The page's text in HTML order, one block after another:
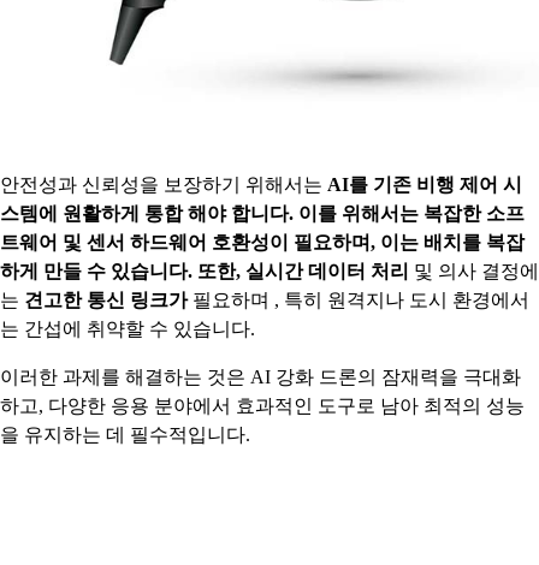
안전성과 신뢰성을 보장하기 위해서는 AI를 기존 비행 제어 시
스템에 원활하게 통합 해야 합니다. 이를 위해서는 복잡한 소프
트웨어 및 센서 하드웨어 호환성이 필요하며, 이는 배치를 복잡
하게 만들 수 있습니다. 또한, 실시간 데이터 처리 및 의사 결정에
는 견고한 통신 링크가필요하며 , 특히 원격지나 도시 환경에서
는 간섭에 취약할 수 있습니다.
이러한 과제를 해결하는 것은 AI 강화 드론의 잠재력을 극대화
하고, 다양한 응용 분야에서 효과적인 도구로 남아 최적의 성능
을 유지하는 데 필수적입니다.